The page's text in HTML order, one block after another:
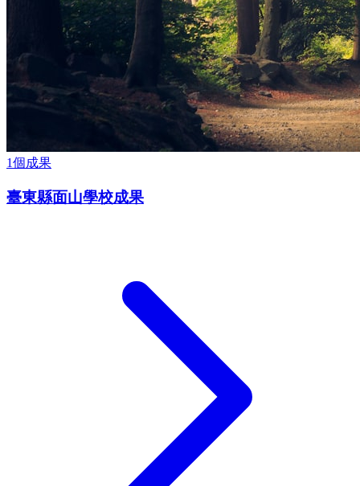
1個成果
臺東縣面山學校成果